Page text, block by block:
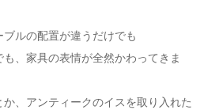
ルの配置が違うだけでも
、家具の表情が全然かわってきま
、アンティークのイスを取り入れた